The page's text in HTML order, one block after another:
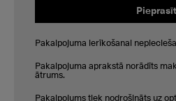
Pieprasīt
Pakalpojuma ierīkošanai
Pakalpojuma aprakstā norādīts
ātrums.
Pakalpojums tiek nodrošināts uz